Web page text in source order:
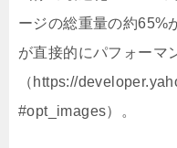
ージの総重量の約65%
が直接的にパフォーマ
（https://
#opt_images）。